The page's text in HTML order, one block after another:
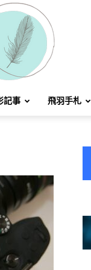
記事 飛羽手札